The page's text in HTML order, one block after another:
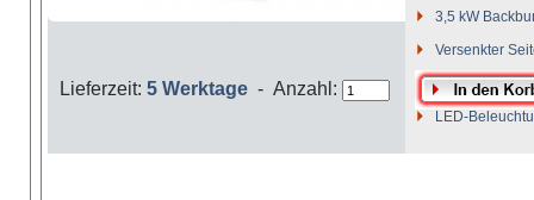
Lieferzeit: 5 Werktage - Anzahl:
3,5 kW
Versenkter
800 °C
LED-